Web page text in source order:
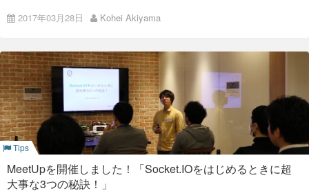
ご報告をさせていただきます。
内容
【Azure Machine Learning ハンズオ
ン入門】実践からはじめる機械学習
connpassイベントページはこちら
最近勉強会が活発に行われている機械学習をテーマとしまし
た。
これから始める人向けに、1時間程度のハンズオン。
以下に資料も公開しておりますので、興味をお持ちでしたらお
2017年03月28日 Kohei Akiyama
Tips
MeetUpを開催しました！「Socket.IOをはじめるときに超
大事な3つの秘訣！」